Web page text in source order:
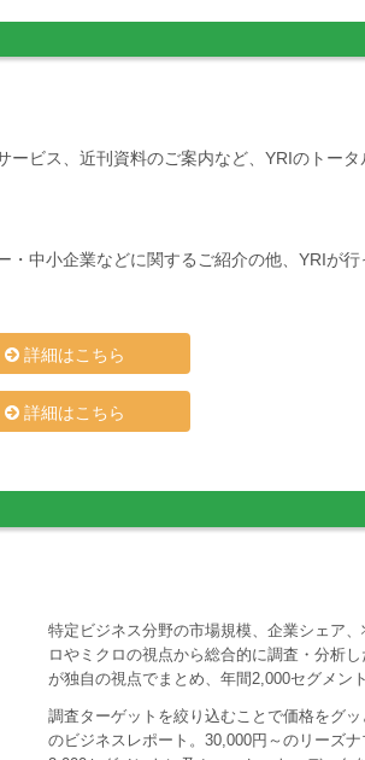
ビス、近刊資料のご案内など、YRIのトー
中小企業などに関するご紹介の他、YRIが
詳細はこちら
詳細はこちら
特定ビジネス分野の市場規模、企業シェア
ロやミクロの視点から総合的に調査・分析
が独自の視点でまとめ、年間2,000セグメン
調査ターゲットを絞り込むことで価格をグ
のビジネスレポート。30,000円～のリーズ